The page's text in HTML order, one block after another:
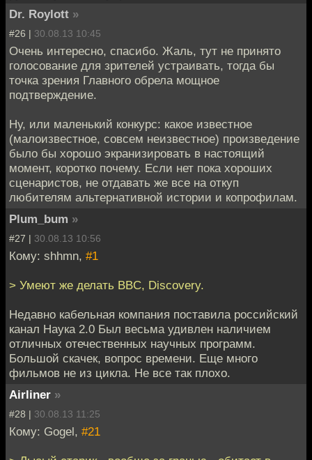
Dr. Roylott »
#26 | 30.08.13 10:45
Очень интересно, спасибо. Жаль, тут не принято
голосование для зрителей устраивать, тогда бы
точка зрения Главного обрела мощное
подтверждение.
Ну, или маленький конкурс: какое известное
(малоизвестное, совсем неизвестное) произведение
было бы хорошо экранизировать в настоящий
момент, коротко почему. Если нет пока хороших
сценаристов, не отдавать же все на откуп
любителям альтернативной истории и копрофилам.
Plum_bum »
#27 | 30.08.13 10:56
Кому: shhmn, #1
> Умеют же делать BBC, Discovery.
Недавно кабельная компания поставила российский
канал Наука 2.0 Был весьма удивлен наличием
отличных отечественных научных программ.
Большой скачек, вопрос времени. Еще много
фильмов не из цикла. Не все так плохо.
Airliner »
#28 | 30.08.13 11:25
Кому: Gogel, #21